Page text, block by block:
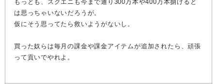
もっとも、スクエニも今まで通り300万本や400万本捌けると
は思っちゃいないだろうが。
仮にそう思ってたら救いようがないし。
買った奴らは毎月の課金や課金アイテムが追加されたら、頑張
って貢いでやれよ。